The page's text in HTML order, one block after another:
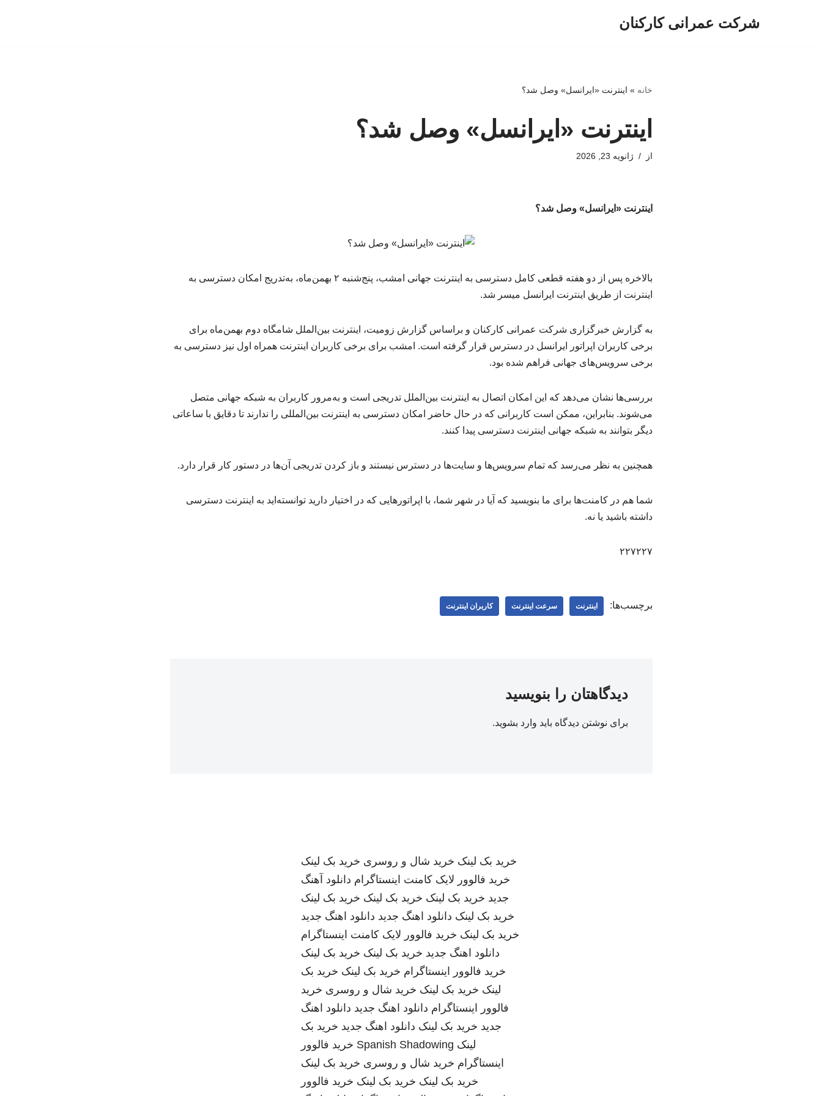
شرکت عمرانی کارکنان
خانه » اینترنت «ایرانسل» وصل شد؟
اینترنت «ایرانسل» وصل شد؟
از ژانویه 23, 2026
اینترنت «ایرانسل» وصل شد؟
بالاخره پس از دو هفته قطعی کامل دسترسی به اینترنت جهانی امشب، پنج‌شنبه ۲ بهمن‌ماه، به‌تدریج امکان دسترسی به
اینترنت از طریق اینترنت ایرانسل میسر شد.
به گزارش خبرگزاری شرکت عمرانی کارکنان و براساس گزارش زومیت، اینترنت بین‌الملل شامگاه دوم بهمن‌ماه برای
برخی کاربران اپراتور ایرانسل در دسترس قرار گرفته است. امشب برای برخی کاربران اینترنت همراه اول نیز دسترسی به
برخی سرویس‌های جهانی فراهم شده بود.
بررسی‌ها نشان می‌دهد که این امکان اتصال به اینترنت بین‌الملل تدریجی است و به‌مرور کاربران به شبکه جهانی متصل
می‌شوند. بنابراین، ممکن است کاربرانی که در حال حاضر امکان دسترسی به اینترنت بین‌المللی را ندارند تا دقایق با ساعاتی
دیگر بتوانند به شبکه جهانی اینترنت دسترسی پیدا کنند.
همچنین به نظر می‌رسد که تمام سرویس‌ها و سایت‌ها در دسترس نیستند و باز کردن تدریجی آن‌ها در دستور کار قرار دارد.
شما هم در کامنت‌ها برای ما بنویسید که آیا در شهر شما، با اپراتورهایی که در اختیار دارید توانسته‌اید به اینترنت دسترسی
داشته باشید یا نه.
۲۲۷۲۲۷
برچسب‌ها: اینترنت سرعت اینترنت کاربران اینترنت
دیدگاهتان را بنویسید
برای نوشتن دیدگاه باید وارد بشوید.
خرید بک لینک خرید شال و روسری خرید بک لینک
خرید فالوور لایک کامنت اینستاگرام دانلود آهنگ
جدید خرید بک لینک خرید بک لینک خرید بک لینک
خرید بک لینک دانلود اهنگ جدید دانلود اهنگ جدید
خرید بک لینک خرید فالوور لایک کامنت اینستاگرام
دانلود اهنگ جدید خرید بک لینک خرید بک لینک
خرید فالوور اینستاگرام خرید بک لینک خرید بک
لینک خرید بک لینک خرید شال و روسری خرید
فالوور اینستاگرام دانلود اهنگ جدید دانلود اهنگ
جدید خرید بک لینک دانلود اهنگ جدید خرید بک
لینک Spanish Shadowing خرید فالوور
اینستاگرام خرید شال و روسری خرید بک لینک
خرید بک لینک خرید بک لینک خرید فالوور